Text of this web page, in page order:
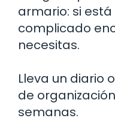
armario: si
complicado
necesitas.
Lleva un diario
de
semanas.